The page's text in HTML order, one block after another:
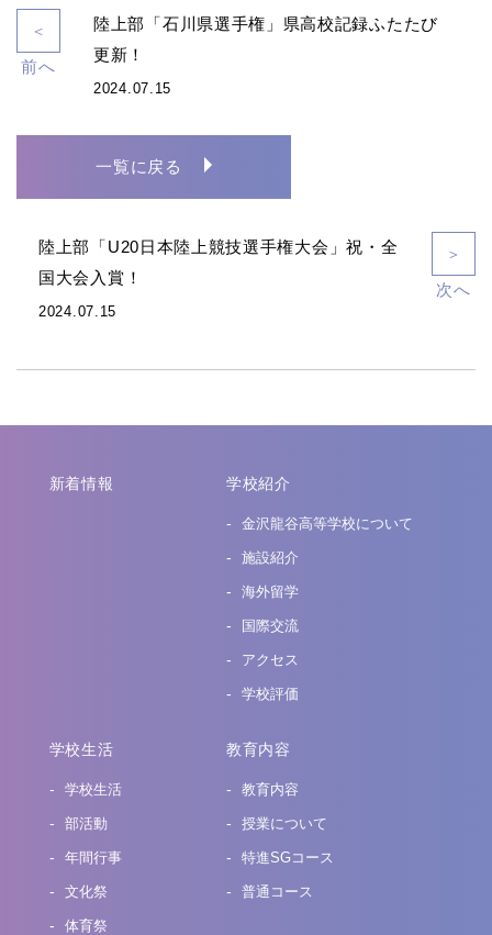
＜
前へ
陸上部「石川県選手権」県高校記録ふたたび
更新！
2024.07.15
一覧に戻る
＞
次へ
陸上部「U20日本陸上競技選手権大会」祝・全
国大会入賞！
2024.07.15
新着情報 学校紹介
金沢龍谷高等学校について
施設紹介
海外留学
国際交流
アクセス
学校評価
学校生活
学校生活
部活動
年間行事
文化祭
体育祭
教育内容
教育内容
授業について
特進SGコース
普通コース